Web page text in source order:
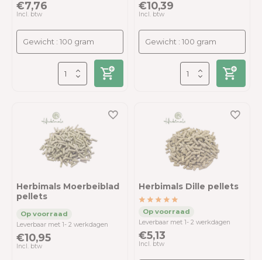
€7,76
Incl. btw
€10,39
Incl. btw
Herbimals Moerbeiblad
pellets
Leverbaar met 1- 2 werkdagen
€10,95
Incl. btw
Herbimals Dille pellets
Leverbaar met 1- 2 werkdagen
€5,13
Incl. btw